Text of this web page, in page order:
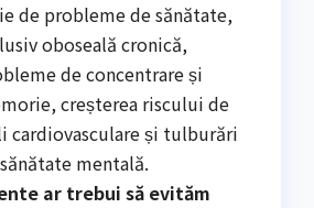
de probleme de sănătate,
oboseală cronică,
de concentrare și
creșterea riscului de
cardiovasculare și tulburări
mentală.
ar trebui să evităm